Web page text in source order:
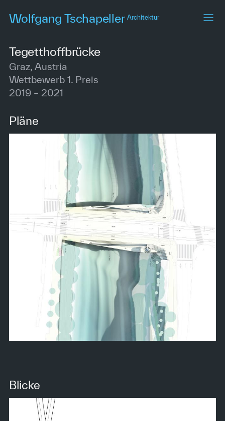
content
Wolfgang TschapellerArchitektur
Tegetthoffbrücke
Graz, Austria
Wettbewerb 1. Preis
2019 – 2021
Pläne
Blicke